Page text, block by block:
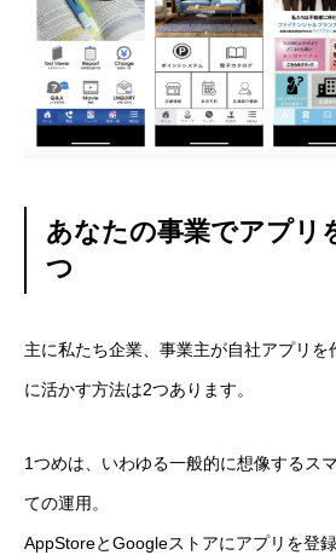
あなたの事業でアプリ
つ
主に私たち企業、事業主が自社アプリを
に活かす方法は2つあります。
1つめは、いわゆる一般的に想像するス
ての運用。
AppStoreとGoogleストアにアプリを登